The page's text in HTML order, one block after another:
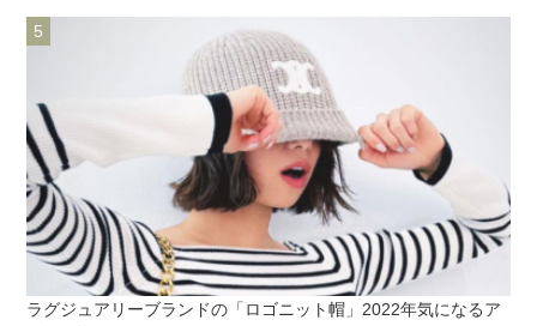
ラグジュアリーブランドの「ロゴニット帽」2022年気になるア